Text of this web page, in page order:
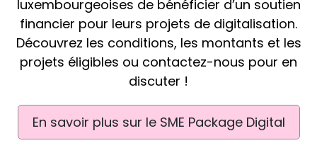
luxembourgeoises de bénéficier d’un soutien
financier pour leurs projets de digitalisation.
Découvrez les conditions, les montants et les
projets éligibles ou contactez-nous pour en
discuter !
En savoir plus sur le SME Package Digital